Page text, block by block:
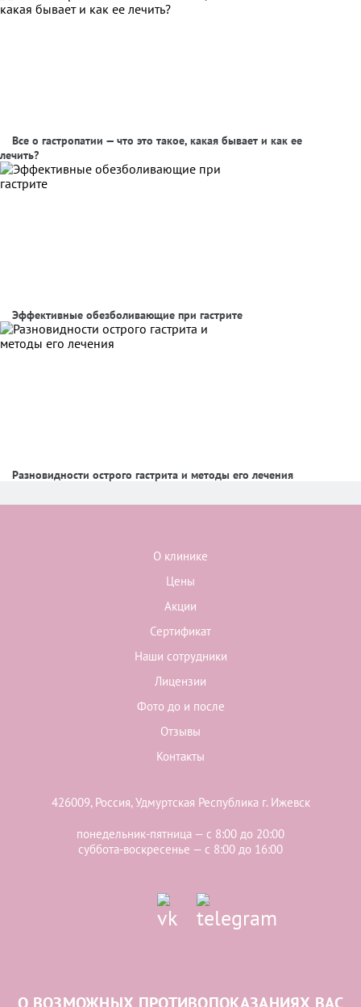
Все о гастропатии — что это такое, какая бывает и как ее
лечить?
Эффективные обезболивающие при гастрите
Разновидности острого гастрита и методы его лечения
О клинике
Цены
Акции
Сертификат
Наши сотрудники
Лицензии
Фото до и после
Отзывы
Контакты
426009, Россия, Удмуртская Республика г. Ижевск
понедельник-пятница — с 8:00 до 20:00
суббота-воскресенье — с 8:00 до 16:00